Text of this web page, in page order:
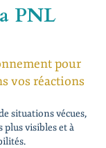
PNL
pour
vos réactions
situations vécues,
plus visibles et à